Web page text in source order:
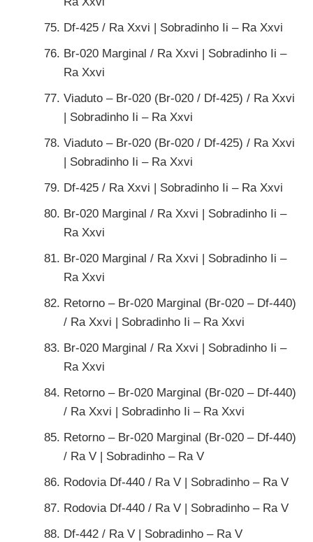
Df-425 / Ra Xxvi | Sobradinho Ii – Ra Xxvi
Br-020 Marginal / Ra Xxvi | Sobradinho Ii –
Ra Xxvi
Viaduto – Br-020 (Br-020 / Df-425) / Ra Xxvi
| Sobradinho Ii – Ra Xxvi
Viaduto – Br-020 (Br-020 / Df-425) / Ra Xxvi
| Sobradinho Ii – Ra Xxvi
Df-425 / Ra Xxvi | Sobradinho Ii – Ra Xxvi
Br-020 Marginal / Ra Xxvi | Sobradinho Ii –
Ra Xxvi
Br-020 Marginal / Ra Xxvi | Sobradinho Ii –
Ra Xxvi
Retorno – Br-020 Marginal (Br-020 – Df-440)
/ Ra Xxvi | Sobradinho Ii – Ra Xxvi
Br-020 Marginal / Ra Xxvi | Sobradinho Ii –
Ra Xxvi
Retorno – Br-020 Marginal (Br-020 – Df-440)
/ Ra Xxvi | Sobradinho Ii – Ra Xxvi
Retorno – Br-020 Marginal (Br-020 – Df-440)
/ Ra V | Sobradinho – Ra V
Rodovia Df-440 / Ra V | Sobradinho – Ra V
Rodovia Df-440 / Ra V | Sobradinho – Ra V
Df-442 / Ra V | Sobradinho – Ra V